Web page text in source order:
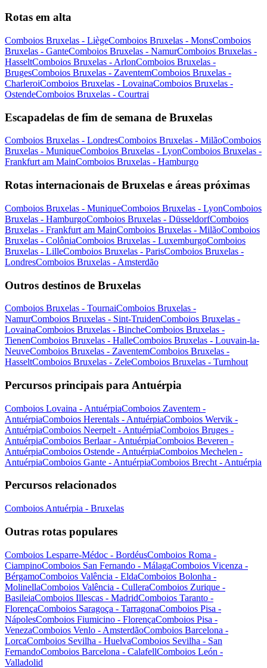
Rotas em alta
Comboios Bruxelas - LiègeComboios Bruxelas - MonsComboios
Bruxelas - GanteComboios Bruxelas - NamurComboios Bruxelas -
HasseltComboios Bruxelas - ArlonComboios Bruxelas -
BrugesComboios Bruxelas - ZaventemComboios Bruxelas -
CharleroiComboios Bruxelas - LovainaComboios Bruxelas -
OstendeComboios Bruxelas - Courtrai
Escapadelas de fim de semana de Bruxelas
Comboios Bruxelas - LondresComboios Bruxelas - MilãoComboios
Bruxelas - MuniqueComboios Bruxelas - LyonComboios Bruxelas -
Frankfurt am MainComboios Bruxelas - Hamburgo
Rotas internacionais de Bruxelas e áreas próximas
Comboios Bruxelas - MuniqueComboios Bruxelas - LyonComboios
Bruxelas - HamburgoComboios Bruxelas - DüsseldorfComboios
Bruxelas - Frankfurt am MainComboios Bruxelas - MilãoComboios
Bruxelas - ColôniaComboios Bruxelas - LuxemburgoComboios
Bruxelas - LilleComboios Bruxelas - ParisComboios Bruxelas -
LondresComboios Bruxelas - Amsterdão
Outros destinos de Bruxelas
Comboios Bruxelas - TournaiComboios Bruxelas -
NamurComboios Bruxelas - Sint-TruidenComboios Bruxelas -
LovainaComboios Bruxelas - BincheComboios Bruxelas -
TienenComboios Bruxelas - HalleComboios Bruxelas - Louvain-la-
NeuveComboios Bruxelas - ZaventemComboios Bruxelas -
HasseltComboios Bruxelas - ZeleComboios Bruxelas - Turnhout
Percursos principais para Antuérpia
Comboios Lovaina - AntuérpiaComboios Zaventem -
AntuérpiaComboios Herentals - AntuérpiaComboios Wervik -
AntuérpiaComboios Neerpelt - AntuérpiaComboios Bruges -
AntuérpiaComboios Berlaar - AntuérpiaComboios Beveren -
AntuérpiaComboios Ostende - AntuérpiaComboios Mechelen -
AntuérpiaComboios Gante - AntuérpiaComboios Brecht - Antuérpia
Percursos relacionados
Comboios Antuérpia - Bruxelas
Outras rotas populares
Comboios Lesparre-Médoc - BordéusComboios Roma -
CiampinoComboios San Fernando - MálagaComboios Vicenza -
BérgamoComboios Valência - EldaComboios Bolonha -
MolinellaComboios Valência - CulleraComboios Zurique -
BasileiaComboios Illescas - MadridComboios Taranto -
FlorençaComboios Saragoça - TarragonaComboios Pisa -
NápolesComboios Fiumicino - FlorençaComboios Pisa -
VenezaComboios Venlo - AmsterdãoComboios Barcelona -
LorcaComboios Sevilha - HuelvaComboios Sevilha - San
FernandoComboios Barcelona - CalafellComboios León -
Valladolid